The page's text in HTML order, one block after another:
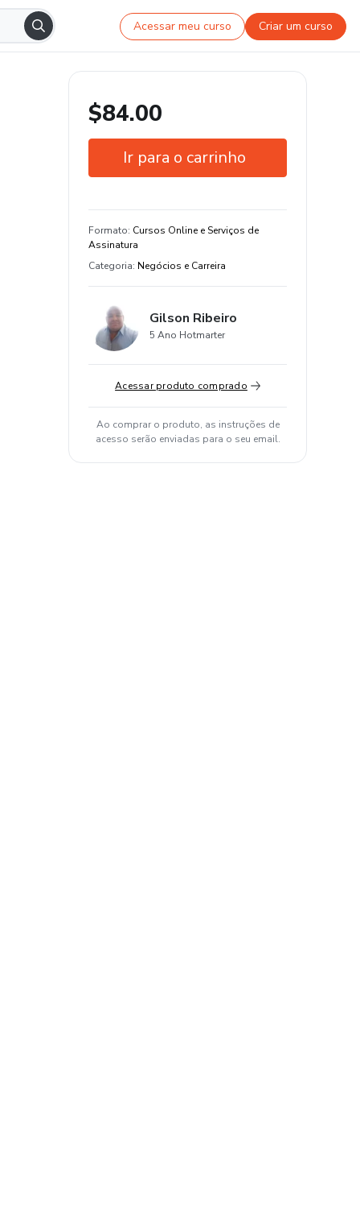
Acessar meu curso Criar um curso
$84.00
Ir para o carrinho
Estude do seu jeito e em qualquer
dispositivo
Formato: Cursos Online e Serviços de
Assinatura
Categoria: Negócios e Carreira
Gilson Ribeiro
5 Ano Hotmarter
Acessar produto comprado
Ao comprar o produto, as instruções de
acesso serão enviadas para o seu email.